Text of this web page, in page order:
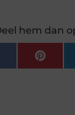
hem dan